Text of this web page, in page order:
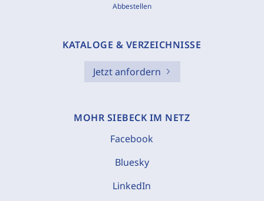
Abbestellen
KATALOGE & VERZEICHNISSE
Jetzt anfordern
MOHR SIEBECK IM NETZ
Facebook
Bluesky
LinkedIn